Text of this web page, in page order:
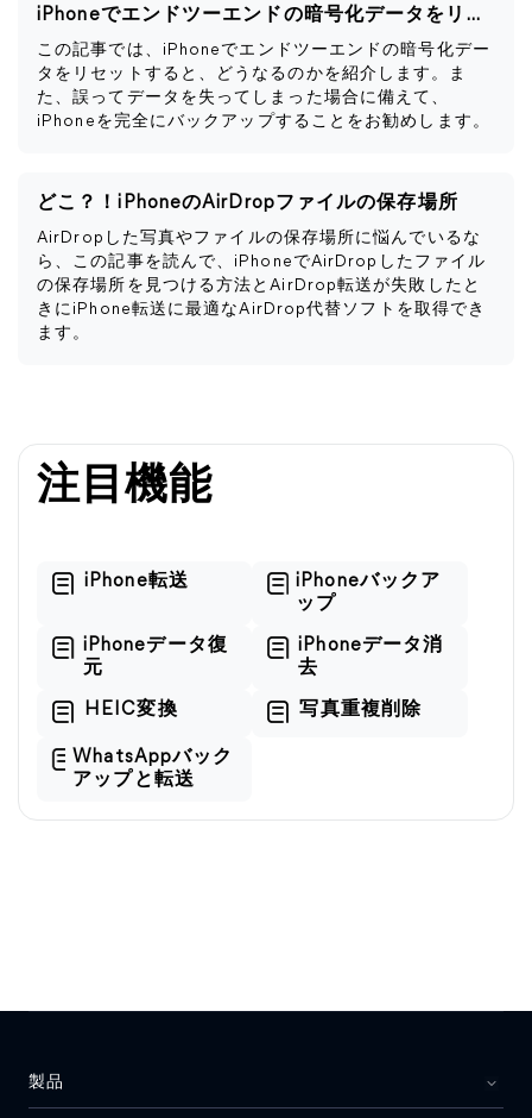
iPhoneでエンドツーエンドの暗号化データをリセットするとどうなるか
この記事では、iPhoneでエンドツーエンドの暗号化デー
タをリセットすると、どうなるのかを紹介します。ま
た、誤ってデータを失ってしまった場合に備えて、
iPhoneを完全にバックアップすることをお勧めします。
どこ？！iPhoneのAirDropファイルの保存場所
AirDropした写真やファイルの保存場所に悩んでいるな
ら、この記事を読んで、iPhoneでAirDropしたファイル
の保存場所を見つける方法とAirDrop転送が失敗したと
きにiPhone転送に最適なAirDrop代替ソフトを取得でき
ます。
注目機能
iPhone転送
iPhoneバックア
ップ
iPhoneデータ復
元
iPhoneデータ消
去
HEIC変換 写真重複削除
WhatsAppバック
アップと転送
製品